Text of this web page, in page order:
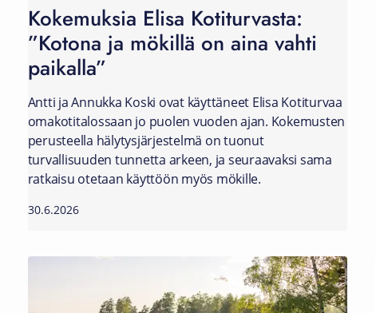
Kokemuksia Elisa Kotiturvasta:
”Kotona ja mökillä on aina vahti
paikalla”
Antti ja Annukka Koski ovat käyttäneet Elisa Kotiturvaa
omakotitalossaan jo puolen vuoden ajan. Kokemusten
perusteella hälytysjärjestelmä on tuonut
turvallisuuden tunnetta arkeen, ja seuraavaksi sama
ratkaisu otetaan käyttöön myös mökille.
30.6.2026